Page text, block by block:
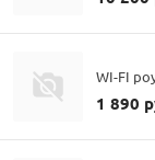
WI-FI
1 890